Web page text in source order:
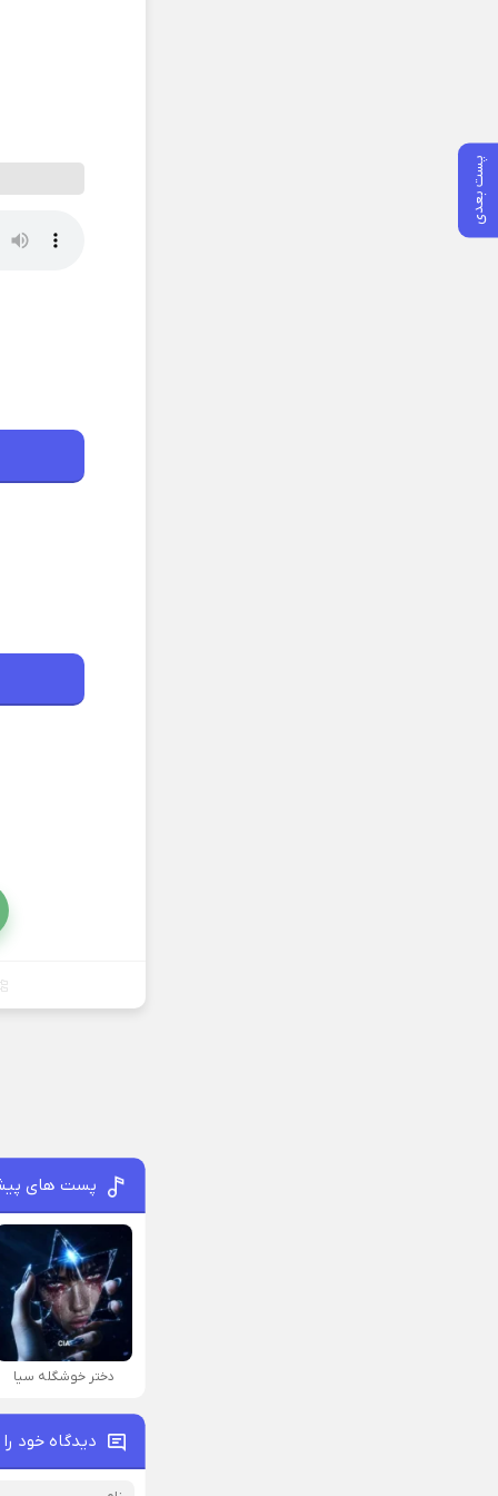
پست بعدی
پست های
دختر خوشگله سیا
دیدگاه خود